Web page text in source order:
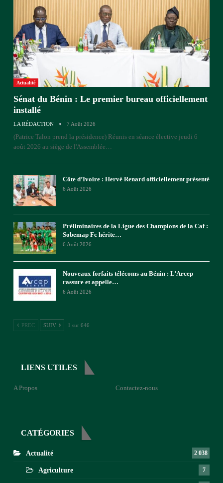
Actualité
Sénat du Bénin : Le premier bureau officiellement
installé
LA RÉDACTION 7 Août 2026
(Patrice Talon prend la présidence) Réunis en séance élective jeudi 6
août 2026 au siège de l'Assemblée
Côte d’Ivoire : Hervé Renard officiellement présenté
6 Août 2026
Préliminaires de la Ligue des Champions de la Caf :
Sobemap Fc hérite…
6 Août 2026
Nouveaux forfaits télécoms au Bénin : L’Arcep
rassure et appelle…
6 Août 2026
PREC SUIV 1 sur 646
LIENS UTILES
A Propos Contactez-nous
CATÉGORIES
Actualité 2 038
Agriculture 7